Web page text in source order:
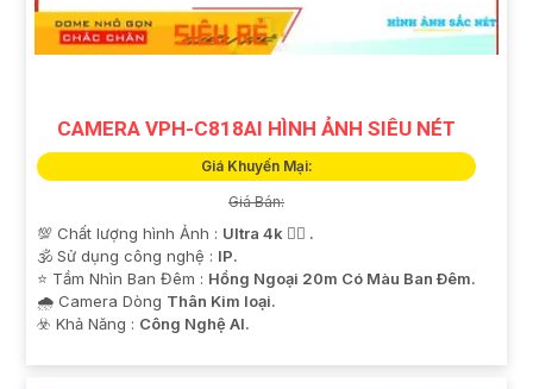
CAMERA VPH-C818AI HÌNH ẢNH SIÊU NÉT
Giá Khuyến Mại:
Giá Bán:
💯 Chất lượng hình Ảnh : Ultra 4k 👍🏾 .
🕉️ Sử dụng công nghệ : IP.
⭐ Tầm Nhìn Ban Đêm : Hồng Ngoại 20m Có Màu Ban Ðêm.
🌧️ Camera Dòng Thân Kim loại.
️☣️ Khả Năng : Công Nghệ AI.